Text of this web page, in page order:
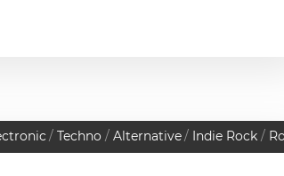
Techno Alternative Indie Rock